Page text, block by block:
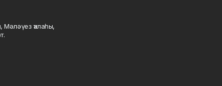
Мәләүез ҡалаһы,